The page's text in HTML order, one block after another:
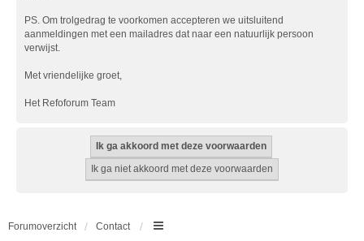
PS. Om trolgedrag te voorkomen accepteren we uitsluitend
aanmeldingen met een mailadres dat naar een natuurlijk persoon
verwijst.
Met vriendelijke groet,
Het Refoforum Team
Forumoverzicht Contact